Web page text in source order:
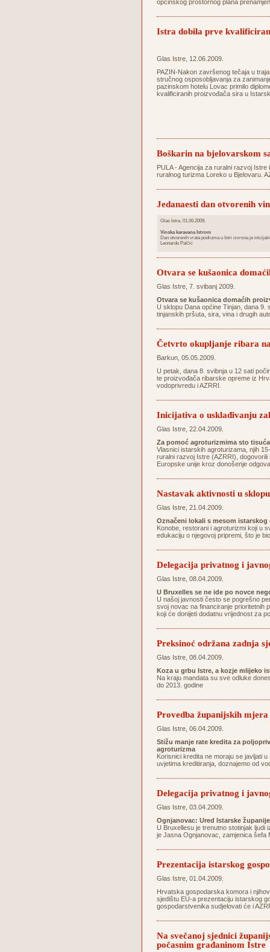
općinskog prostornog plana
Istra dobila prve
Glas Istre, 12.06.2009.
PAZIN-Nakon završenog tečaja u
stručnog osposobljavanja za
pazinskom hotelu Lovac primilo
kvalificiranih proizvođača sira u
Boškarin na bjelovarskom
PULA - Agencija za ruralni razvoj
ruralnog turizma Loreko u Bjelovaru.
Jedanaesti dan otvorenih
Glas Istre, 01.06.2009.
Vinska karavana Istrom
Dan otvorenih vrata podruma u Istri izvrsna je
Leonardo Palčić
Otvara se kušaonica
Glas Istre, 7. svibanj 2009.
Otvara se kušaonica domaćih
U sklopu Dana općine Tinjan, dana 9.
tinjanskih pršuta, sira, vina i drugih
Četvrto okupljanje ribara
Barkun, 05.05.2009.
U petak, dana 8. svibnja u 12 sati
te proizvođača ribarske opreme iz
vodoprivredu i AZRRI.
Inicijativa o usklađivanju
Glas Istre, 22.04.2009.
Za pomoć agroturizmima sto
Vlasnici istarskih agroturizama, njih
ruralni razvoj Istre (AZRRI),
Europske unije kroz donošenje
Nastavak aktivnosti u
Glas Istre, 21.04.2009.
Označeni lokali s mesom istarskog
Konobe, restorani i agroturizmi koji u
edukaciju o njegovoj pripremi, što je
Delegacija privatnog i
Glas Istre, 08.04.2009.
U Bruxelles se ne ide po novce
U našoj javnosti često se pogrešno
svoj novac na financiranje prioritetnih
koji će donijeti dodatnu vrijednost za
Preksinoć održana zadnja
Glas Istre, 08.04.2009.
Koza u grbu Istre, a kozje mlijeko
Na kraju mandata su sve odluke
do 2013. godine
Provedba županijskih
Glas Istre, 06.04.2009.
Stižu manje rate kredita za
agroturizma
Korisnici kredita ne moraju se javljati
uvjetima kreditiranja, doznajemo od
Delegacija privatnog i
Glas Istre, 03.04.2009.
Ognjanovac: Ured Istarske
U Bruxellesu je trenutno stotinjak ljudi
je Jasna Ognjanovac, zamjenica šefa
Prezentacija istarskog
Glas Istre, 01.04.2009.
Hrvatska gospodarska komora i
sjedištu EU-a prezentaciju istarskog
gospodarstvenika sudjelovati će i
Na svečanoj sjednici
počasnim građaninom Istre